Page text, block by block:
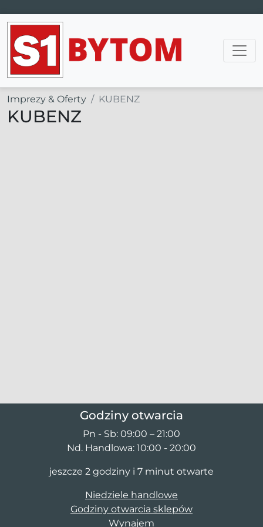
Main Navigation
Imprezy & Oferty KUBENZ
KUBENZ
Godziny otwarcia
Pn - Sb: 09:00 – 21:00
Nd. Handlowa: 10:00 - 20:00
jeszcze 2 godziny i 7 minut otwarte
Niedziele handlowe
Godziny otwarcia sklepów
Wynajem